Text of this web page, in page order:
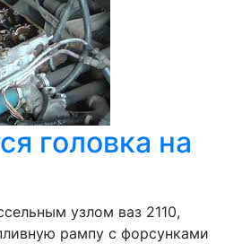
головка на
узлом ваз 2110,
рампу с форсунками